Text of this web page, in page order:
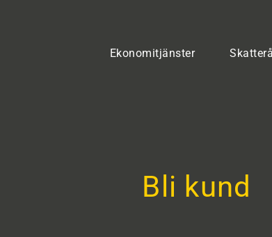
Ekonomitjänster
Bli kund